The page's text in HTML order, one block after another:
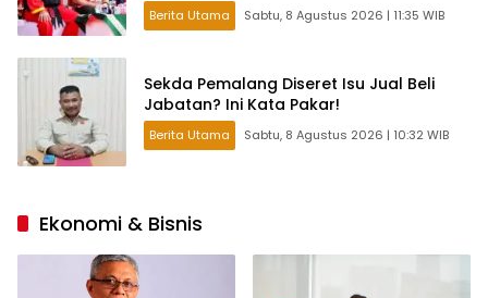
Berita Utama Sabtu, 8 Agustus 2026 | 11:35 WIB
Sekda Pemalang Diseret Isu Jual Beli
Jabatan? Ini Kata Pakar!
Berita Utama Sabtu, 8 Agustus 2026 | 10:32 WIB
Ekonomi & Bisnis